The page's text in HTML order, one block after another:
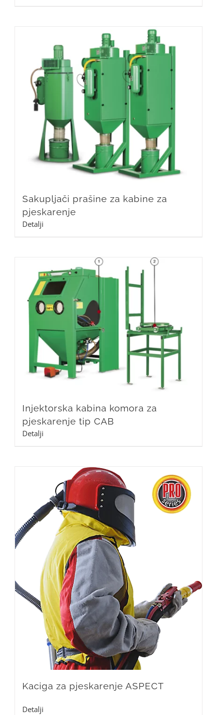
Sakupljači prašine za kabine za
pjeskarenje
Detalji
Injektorska kabina komora za
pjeskarenje tip CAB
Detalji
Kaciga za pjeskarenje ASPECT
Detalji